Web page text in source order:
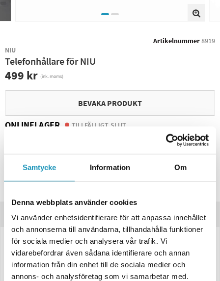
Samtycke Information Om
Denna webbplats använder cookies
Vi använder enhetsidentifierare för att anpassa innehållet
och annonserna till användarna, tillhandahålla funktioner
för sociala medier och analysera vår trafik. Vi
vidarebefordrar även sådana identifierare och annan
information från din enhet till de sociala medier och
annons- och analysföretag som vi samarbetar med.
Artikelnummer8919
NIU
Telefonhållare för NIU
499 kr (ink. moms)
BEVAKA PRODUKT
ONLINELAGER TILLFÄLLIGT SLUT
Leverans- & Returinformation
Spara produkt
Produktinformation
Telefonhållare till NIU elmoped.
Mycket enkel att montera som passar till alla NIU's elmopeder.